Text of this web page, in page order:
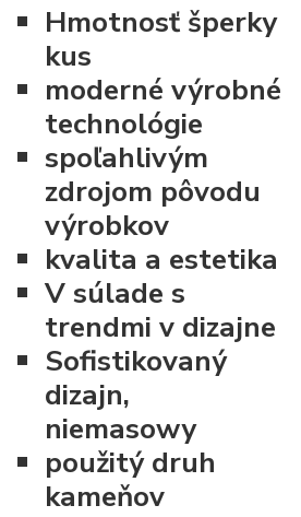
Hmotnosť šperky
kus
moderné výrobné
technológie
spoľahlivým
zdrojom pôvodu
výrobkov
kvalita a estetika
V súlade s
trendmi v dizajne
Sofistikovaný
dizajn,
niemasowy
použitý druh
kameňov